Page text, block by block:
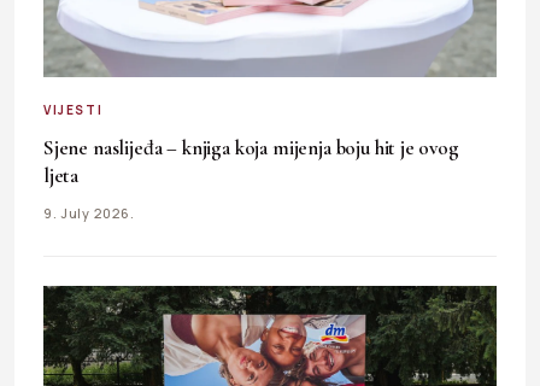
VIJESTI
Sjene naslijeđa – knjiga koja mijenja boju hit je ovog
ljeta
9. July 2026.